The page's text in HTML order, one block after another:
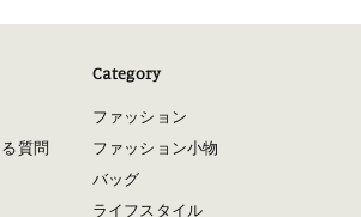
質問
Category
ファッション
ファッション小物
バッグ
ライフスタイル